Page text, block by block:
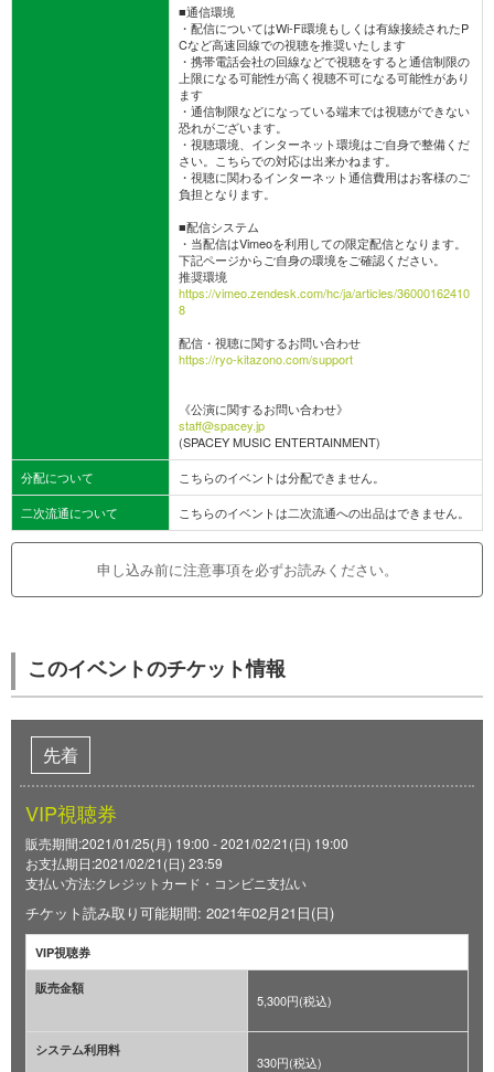
■通信環境
・配信についてはWi-Fi環境もしくは有線接続されたP
Cなど高速回線での視聴を推奨いたします
・携帯電話会社の回線などで視聴をすると通信制限の
上限になる可能性が高く視聴不可になる可能性があり
ます
・通信制限などになっている端末では視聴ができない
恐れがございます。
・視聴環境、インターネット環境はご自身で整備くだ
さい。こちらでの対応は出来かねます。
・視聴に関わるインターネット通信費用はお客様のご
負担となります。
■配信システム
・当配信はVimeoを利用しての限定配信となります。
下記ページからご自身の環境をご確認ください。
推奨環境
https://vimeo.zendesk.com/hc/ja/articles/36000162410
8
配信・視聴に関するお問い合わせ
https://ryo-kitazono.com/support
《公演に関するお問い合わせ》
staff@spacey.jp
(SPACEY MUSIC ENTERTAINMENT)
分配について
こちらのイベントは分配できません。
二次流通について
こちらのイベントは二次流通への出品はできません。
申し込み前に注意事項を必ずお読みください。
このイベントのチケット情報
先着
VIP視聴券
販売期間:2021/01/25(月) 19:00 - 2021/02/21(日) 19:00
お支払期日:2021/02/21(日) 23:59
支払い方法:クレジットカード・コンビニ支払い
チケット読み取り可能期間: 2021年02月21日(日)
VIP視聴券
販売金額
5,300円(税込)
システム利用料
330円(税込)